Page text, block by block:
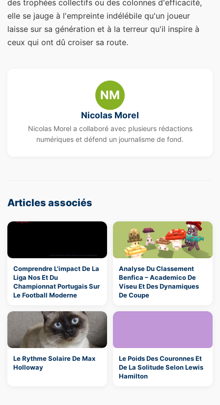
des trophées collectifs ou des colonnes d'efficacité,
elle se jauge à l'empreinte indélébile qu'un joueur
laisse sur sa génération et à la terreur qu'il inspire à
ceux qui ont dû croiser sa route.
NM
Nicolas Morel
Nicolas Morel a collaboré avec plusieurs rédactions
numériques et défend un journalisme de fond.
Articles associés
Comprendre L'impact De La
Liga Nos Et Du
Championnat Portugais Sur
Le Football Moderne
Analyse Du Classement
Benfica – Academico De
Viseu Et Des Dynamiques
De Coupe
Le Rythme Solaire De Max
Holloway
Le Poids Des Couronnes Et
De La Solitude Selon Lewis
Hamilton